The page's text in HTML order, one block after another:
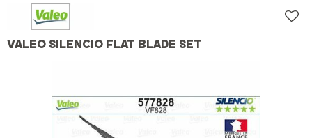
VALEO SILENCIO FLAT BLADE SET